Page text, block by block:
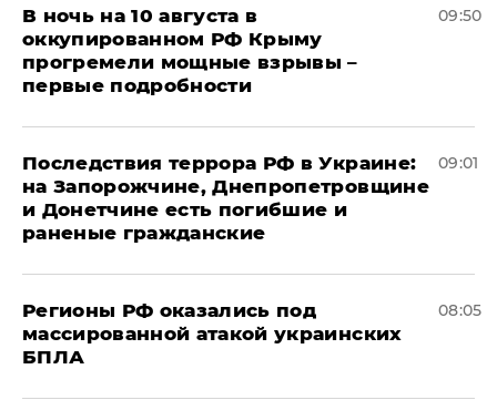
В ночь на 10 августа в
оккупированном РФ Крыму
прогремели мощные взрывы –
первые подробности
09:50
Последствия террора РФ в Украине:
на Запорожчине, Днепропетровщине
и Донетчине есть погибшие и
раненые гражданские
09:01
Регионы РФ оказались под
массированной атакой украинских
БПЛА
08:05